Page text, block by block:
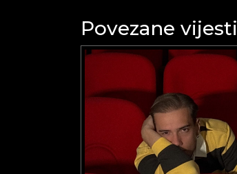
Povezane vijesti